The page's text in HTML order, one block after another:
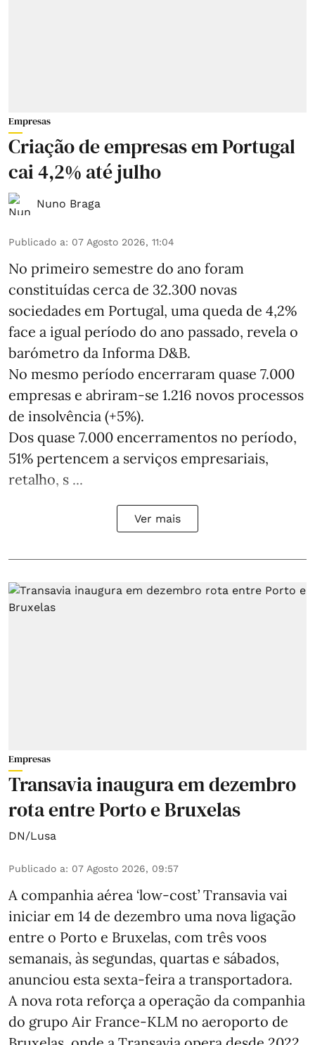
Empresas
Criação de empresas em Portugal
cai 4,2% até julho
Nuno Braga
Publicado a: 07 Agosto 2026, 11:04
No primeiro semestre do ano foram
constituídas cerca de 32.300 novas
sociedades em Portugal, uma queda de 4,2%
face a igual período do ano passado, revela o
barómetro da Informa D&B.
No mesmo período encerraram quase 7.000
empresas e abriram‑se 1.216 novos processos
de insolvência (+5%).
Dos quase 7.000 encerramentos no período,
51% pertencem a serviços empresariais,
retalho, s ...
Ver mais
Empresas
Transavia inaugura em dezembro
rota entre Porto e Bruxelas
DN/Lusa
Publicado a: 07 Agosto 2026, 09:57
A companhia aérea ‘low-cost’ Transavia vai
iniciar em 14 de dezembro uma nova ligação
entre o Porto e Bruxelas, com três voos
semanais, às segundas, quartas e sábados,
anunciou esta sexta-feira a transportadora.
A nova rota reforça a operação da companhia
do grupo Air France-KLM no aeroporto de